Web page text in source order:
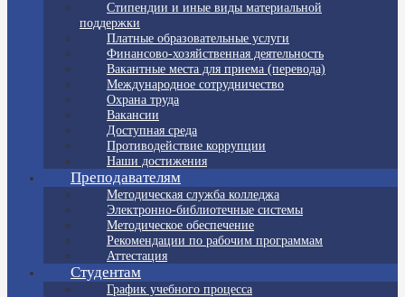
Стипендии и иные виды материальной
поддержки
Платные образовательные услуги
Финансово-хозяйственная деятельность
Вакантные места для приема (перевода)
Международное сотрудничество
Охрана труда
Вакансии
Доступная среда
Противодействие коррупции
Наши достижения
Преподавателям
Методическая служба колледжа
Электронно-библиотечные системы
Методическое обеспечение
Рекомендации по рабочим программам
Аттестация
Студентам
График учебного процесса